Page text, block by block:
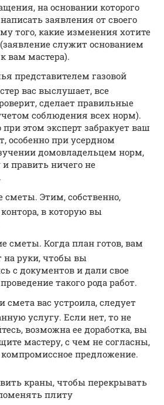
на основании которого
заявления от своего
того, какие изменения хотите
служит основанием
вам мастера).
представителем газовой
вас выслушает, все
сделает правильные
соблюдения всех норм).
этом эксперт забракует ваш
особенно при усердном
домовладельцем норм,
и править ничего не
сметы. Этим, собственно,
в которую вы
сметы. Когда план готов, вам
на руки, чтобы вы
с документов и дали свое
такого рода работ.
смета вас устроила, следует
услугу. Если нет, то не
возможна ее доработка, вы
мастеру, с чем не согласны,
предложение.
краны, чтобы перекрывать
плиту